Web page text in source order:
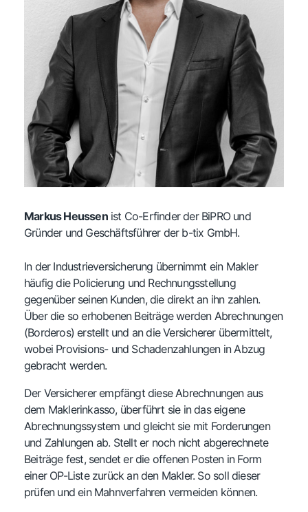
Markus Heussenist Co-Erfinder der BiPRO und
Gründer und Geschäftsführer der b-tix GmbH.
In der Industrieversicherung übernimmt ein Makler
häufig die Policierung und Rechnungsstellung
gegenüber seinen Kunden, die direkt an ihn zahlen.
Über die so erhobenen Beiträge werden Abrechnungen
(Borderos) erstellt und an die Versicherer übermittelt,
wobei Provisions- und Schadenzahlungen in Abzug
gebracht werden.
Der Versicherer empfängt diese Abrechnungen aus
dem Maklerinkasso, überführt sie in das eigene
Abrechnungssystem und gleicht sie mit Forderungen
und Zahlungen ab. Stellt er noch nicht abgerechnete
Beiträge fest, sendet er die offenen Posten in Form
einer OP-Liste zurück an den Makler. So soll dieser
prüfen und ein Mahnverfahren vermeiden können.